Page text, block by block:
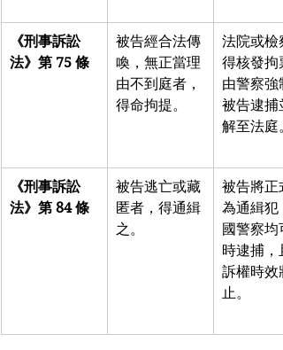
《刑事訴訟
法》第 75 條
被告經合法傳
喚，無正當理
由不到庭者，
得命拘提。
法院或檢
得核發拘
由警察強
被告逮捕
解至法庭
《刑事訴訟
法》第 84 條
被告逃亡或藏
匿者，得通緝
之。
被告將正
為通緝犯
國警察均
時逮捕，
訴權時效
止。